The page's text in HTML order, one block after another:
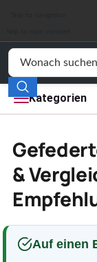
Kategorien
Elektronik
Freizeit
Wohnen
Service
&
Auf einen